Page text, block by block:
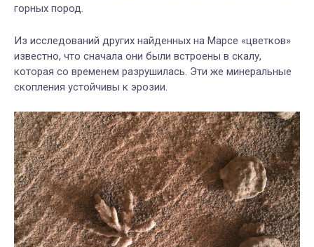
горных пород.
Из исследований других найденных на Марсе «цветков»
известно, что сначала они были встроены в скалу,
которая со временем разрушилась. Эти же минеральные
скопления устойчивы к эрозии.